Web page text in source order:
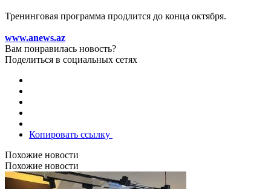
Тренинговая программа продлится до конца октября.
www.anews.az
Вам понравилась новость?
Поделиться в социальных сетях
Копировать ссылку
Похожие новости
Похожие новости